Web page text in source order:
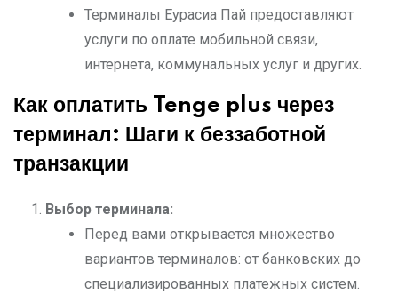
Терминалы Еурасиа Пай предоставляют
услуги по оплате мобильной связи,
интернета, коммунальных услуг и других.
Как оплатить Tenge plus через
терминал: Шаги к беззаботной
транзакции
Выбор терминала:
Перед вами открывается множество
вариантов терминалов: от банковских до
специализированных платежных систем.